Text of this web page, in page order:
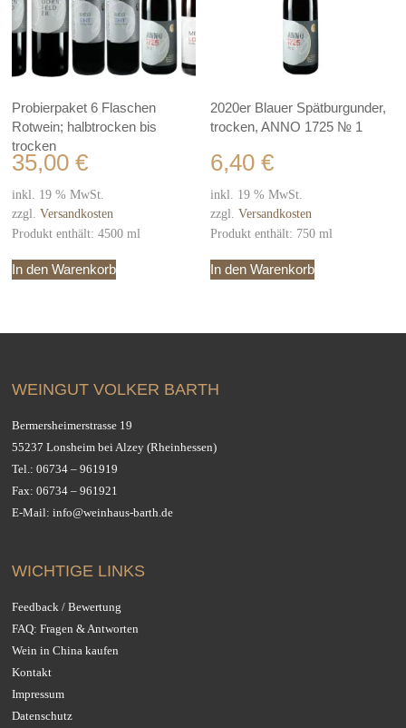
Probierpaket 6 Flaschen
Rotwein; halbtrocken bis
trocken
35,00€
inkl. 19 % MwSt.
zzgl.Versandkosten
Produkt enthält: 4500ml
In den Warenkorb
2020er Blauer Spätburgunder,
trocken, ANNO 1725 № 1
6,40€
inkl. 19 % MwSt.
zzgl.Versandkosten
Produkt enthält: 750ml
In den Warenkorb
WEINGUT VOLKER BARTH
Bermersheimerstrasse 19
55237 Lonsheim bei Alzey (Rheinhessen)
Tel.:06734 – 961919
Fax: 06734 – 961921
E-Mail:info@weinhaus-barth.de
WICHTIGE LINKS
Feedback / Bewertung
FAQ: Fragen & Antworten
Wein in China kaufen
Kontakt
Impressum
Datenschutz